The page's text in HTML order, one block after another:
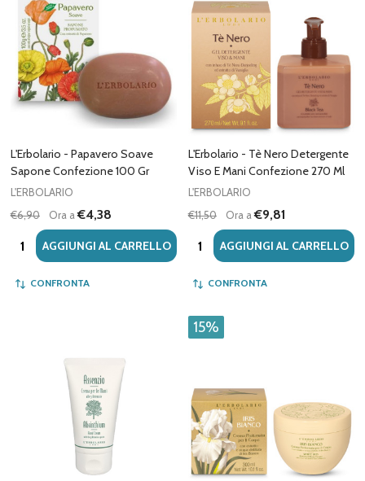
L'Erbolario - Papavero Soave
Sapone Confezione 100 Gr
L'ERBOLARIO
€6,90
Ora a€4,38
Quantità:AGGIUNGI AL CARRELLO
CONFRONTA
L'Erbolario - Tè Nero Detergente
Viso E Mani Confezione 270 Ml
L'ERBOLARIO
€11,50
Ora a€9,81
Quantità:AGGIUNGI AL CARRELLO
CONFRONTA
15%